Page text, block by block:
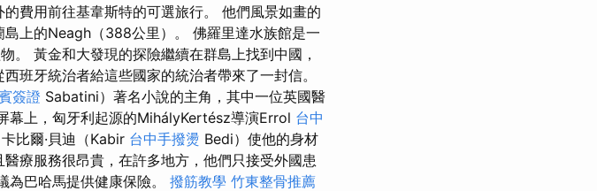
費用前往基韋斯特的可選旅行。 他們風景如畫的
上的Neagh（388公里）。 佛羅里達水族館是一
。 黃金和大發現的​​探險繼續在群島上找到中國，
班牙統治者給這些國家的統治者帶來了一封信。
簽證 Sabatini）著名小說的主角，其中一位英國醫
幕上，匈牙利起源的MihályKertész導演Errol 台中
比爾·貝迪（Kabir 台中手撥燙 Bedi）使他的身材
療服務很昂貴，在許多地方，他們只接受外國患
為巴哈馬提供健康保險。 撥筋教學 竹東整骨推薦